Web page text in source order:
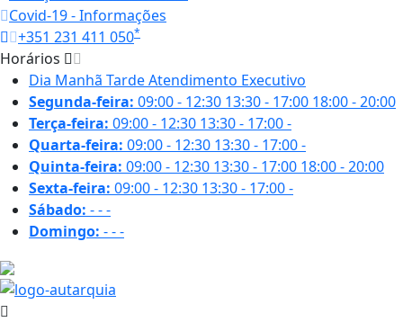
Covid-19 - Informações
+351 231 411 050*
Horários
Dia Manhã TardeAtendimento Executivo
Segunda-feira: 09:00 - 12:30 13:30 - 17:00 18:00 - 20:00
Terça-feira: 09:00 - 12:30 13:30 - 17:00-
Quarta-feira: 09:00 - 12:30 13:30 - 17:00-
Quinta-feira: 09:00 - 12:30 13:30 - 17:00 18:00 - 20:00
Sexta-feira: 09:00 - 12:30 13:30 - 17:00-
Sábado: ---
Domingo: ---